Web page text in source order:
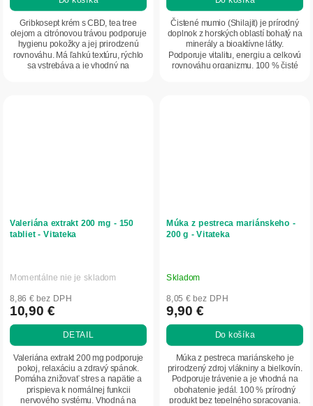
Gribkosept krém s CBD, tea tree
olejom a citrónovou trávou podporuje
hygienu pokožky a jej prirodzenú
rovnováhu. Má ľahkú textúru, rýchlo
sa vstrebáva a je vhodný na
Čistené mumio (Shilajit) je prírodný
doplnok z horských oblastí bohatý na
minerály a bioaktívne látky.
Podporuje vitalitu, energiu a celkovú
rovnováhu organizmu. 100 % čisté
Valeriána extrakt 200 mg - 150
tabliet - Vitateka
Momentálne nie je skladom
8,86 € bez DPH
10,90 €
DETAIL
Valeriána extrakt 200 mg podporuje
pokoj, relaxáciu a zdravý spánok.
Pomáha znižovať stres a napätie a
prispieva k normálnej funkcii
nervového systému. Vhodná na
Múka z pestreca mariánskeho -
200 g - Vitateka
Skladom
8,05 € bez DPH
9,90 €
Do košíka
Múka z pestreca mariánskeho je
prirodzený zdroj vlákniny a bielkovín.
Podporuje trávenie a je vhodná na
obohatenie jedál. 100 % prírodný
produkt bez tepelného spracovania.